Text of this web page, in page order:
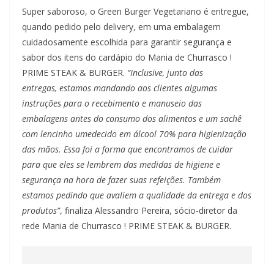
Super saboroso, o Green Burger Vegetariano é entregue,
quando pedido pelo delivery, em uma embalagem
cuidadosamente escolhida para garantir segurança e
sabor dos itens do cardápio do Mania de Churrasco !
PRIME STEAK & BURGER. “Inclusive, junto das
entregas, estamos mandando aos clientes algumas
instruções para o recebimento e manuseio das
embalagens antes do consumo dos alimentos e um sachê
com lencinho umedecido em álcool 70% para higienização
das mãos. Essa foi a forma que encontramos de cuidar
para que eles se lembrem das medidas de higiene e
segurança na hora de fazer suas refeições. Também
estamos pedindo que avaliem a qualidade da entrega e dos
produtos”, finaliza Alessandro Pereira, sócio-diretor da
rede Mania de Churrasco ! PRIME STEAK & BURGER.